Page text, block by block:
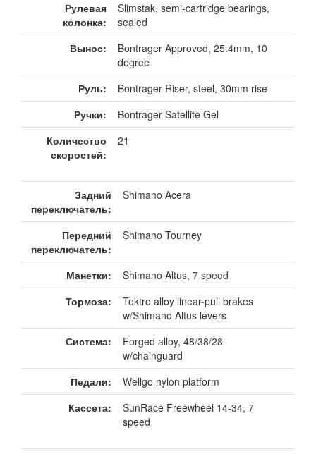
Рулевая
колонка:
Slimstak, semi-cartridge bearings,
sealed
Вынос:
Bontrager Approved, 25.4mm, 10
degree
Руль:
Bontrager Riser, steel, 30mm rise
Ручки:
Bontrager Satellite Gel
Количество
скоростей:
21
Задний
переключатель:
Shimano Acera
Передний
переключатель:
Shimano Tourney
Манетки:
Shimano Altus, 7 speed
Тормоза:
Tektro alloy linear-pull brakes
w/Shimano Altus levers
Система:
Forged alloy, 48/38/28
w/chainguard
Педали:
Wellgo nylon platform
Кассета:
SunRace Freewheel 14-34, 7
speed